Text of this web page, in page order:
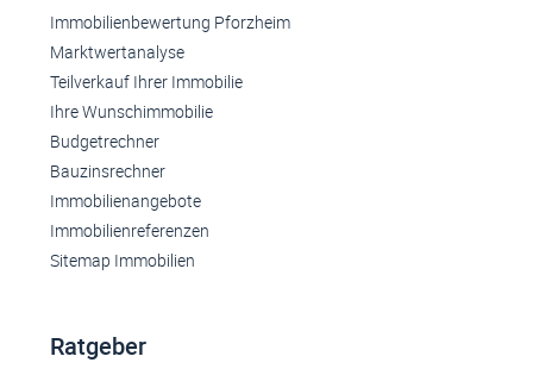
Immobilienbewertung Pforzheim
Marktwertanalyse
Teilverkauf Ihrer Immobilie
Ihre Wunschimmobilie
Budgetrechner
Bauzinsrechner
Immobilienangebote
Immobilienreferenzen
Sitemap Immobilien
Ratgeber